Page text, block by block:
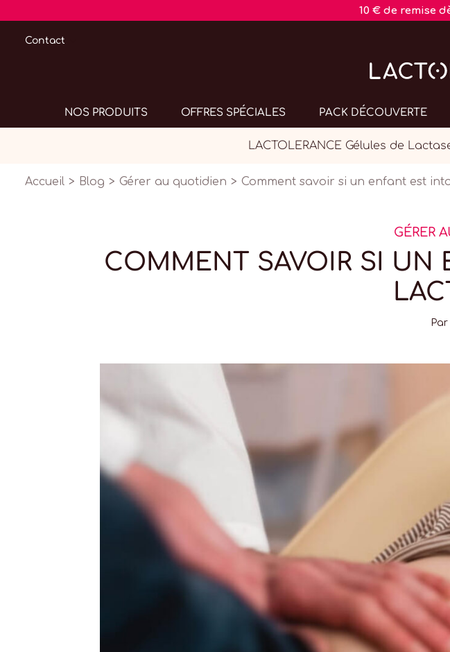
10 € de remise
Contact
NOS PRODUITS OFFRES SPÉCIALES PACK DÉCOUVERTE
LACTOLERANCE Gélules de
Accueil Blog Gérer au quotidien Comment savoir si un enfant est
GÉRER
COMMENT SAVOIR SI UN
Par